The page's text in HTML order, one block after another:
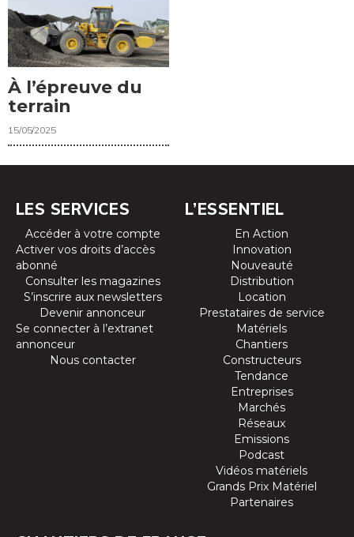
À l’épreuve du
terrain
15/05/2025
LES SERVICES
Accéder à votre compte
Activer vos droits d’accès
abonné
Consulter les magazines
S’inscrire aux newsletters
Devenir annonceur
Se connecter à l’extranet
annonceur
Nous contacter
L’ESSENTIEL
En Action
Innovation
Nouveauté
Distribution
Location
Prestataires de service
Matériels
Chantiers
Constructeurs
Tendance
Entreprises
Marchés
Réseaux
Emissions
Podcast
Vidéos matériels
Grands Prix Matériel
Partenaires